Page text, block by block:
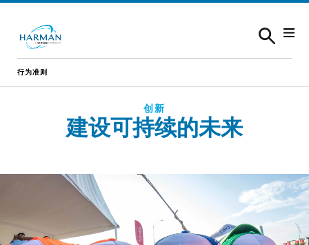
行为准则
创新
建设可持续的未来